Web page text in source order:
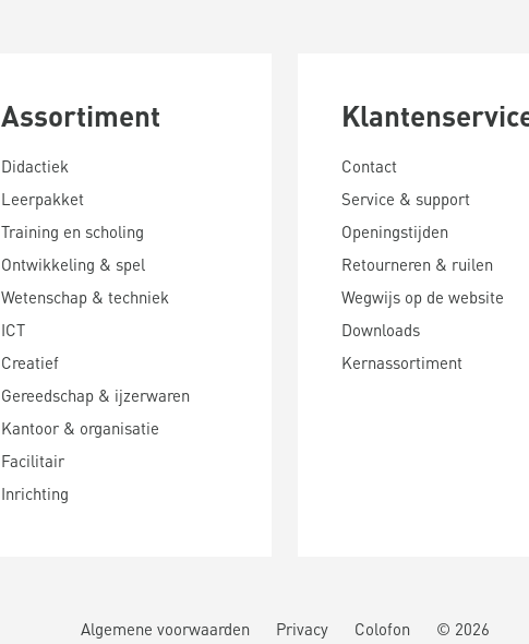
Assortiment
Didactiek
Leerpakket
Training en scholing
Ontwikkeling & spel
Wetenschap & techniek
ICT
Creatief
Gereedschap & ijzerwaren
Kantoor & organisatie
Facilitair
Inrichting
Contact
Service & support
Openingstijden
Retourneren & ruilen
Wegwijs op de website
Downloads
Kernassortiment
Algemene voorwaarden Privacy Colofon © 2026